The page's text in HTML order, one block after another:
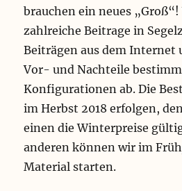
brauchen ein neues
zahlreiche Beitrage in
Beiträgen aus dem Internet
Vor- und Nachteile
Konfigurationen ab. Die
im Herbst 2018 erfolgen,
einen die Winterpreise
anderen können wir im
Material starten.